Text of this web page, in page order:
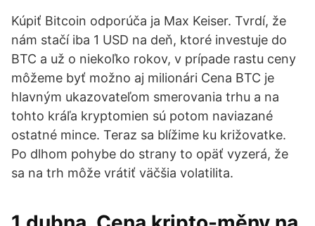
Kúpiť Bitcoin odporúča ja Max Keiser. Tvrdí, že
nám stačí iba 1 USD na deň, ktoré investuje do
BTC a už o niekoľko rokov, v prípade rastu ceny
môžeme byť možno aj milionári Cena BTC je
hlavným ukazovateľom smerovania trhu a na
tohto kráľa kryptomien sú potom naviazané
ostatné mince. Teraz sa blížime ku križovatke.
Po dlhom pohybe do strany to opäť vyzerá, že
sa na trh môže vrátiť väčšia volatilita.